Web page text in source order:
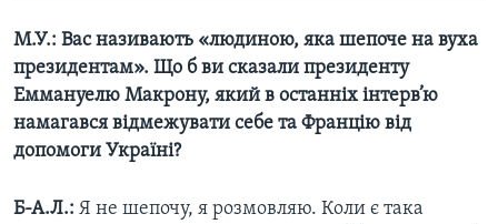
М.У.: Вас називають «людиною, яка шепоче на вуха
президентам». Що б ви сказали президенту
Еммануелю Макрону, який в останніх інтерв’ю
намагався відмежувати себе та Францію від
допомоги Україні?
Б-А.Л.: Я не шепочу, я розмовляю. Коли є така